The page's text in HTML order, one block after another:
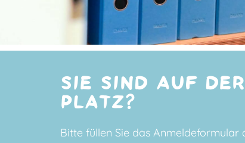
SIE SIND AUF
PLATZ?
Bitte füllen Sie dasAnmeldeformular